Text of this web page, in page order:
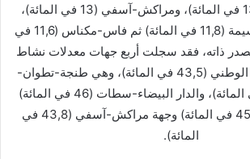
سلا-القنيطرة (13,6 في المائة)، ومراكش-آسفي (13 في المائة)،
وطنجة-تطوان-الحسيمة (11,8 في المائة) ثم فاس-مكناس (11,6 في
ذاته، فقد سجلت أربع جهات معدلات نشاط
أعلى من المتوسط الوطني (43,5 في المائة)، وهي طنجة-تطوان-
الحسيمة (48,3 في المائة)، والدار البيضاء-سطات (46 في المائة)
وجهات الجنوب (45,7 في المائة) وجهة مراكش-آسفي (43,8 في
المائة).